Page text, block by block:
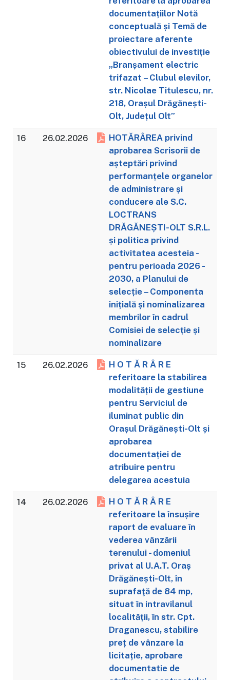
documentațiilor Notă
conceptuală și Temă de
proiectare aferente
obiectivului de investiție
„Branșament electric
trifazat – Clubul elevilor,
str. Nicolae Titulescu, nr.
218, Orașul Drăgănești-
Olt, Județul Olt”
16 26.02.2026
HOTĂRÂREA privind
aprobarea Scrisorii de
așteptări privind
performanțele organelor
de administrare și
conducere ale S.C.
LOCTRANS
DRĂGĂNEȘTI-OLT S.R.L.
și politica privind
activitatea acesteia -
pentru perioada 2026 -
2030, a Planului de
selecție – Componenta
inițială și nominalizarea
membrilor în cadrul
Comisiei de selecție și
nominalizare
15 26.02.2026
H O T Ă R Â R E
referitoare la stabilirea
modalității de gestiune
pentru Serviciul de
iluminat public din
Orașul Drăgănești-Olt și
aprobarea
documentației de
atribuire pentru
delegarea acestuia
14 26.02.2026
H O T Ă R Â R E
referitoare la însușire
raport de evaluare în
vederea vânzării
terenului - domeniul
privat al U.A.T. Oraș
Drăgănești-Olt, în
suprafaţă de 84 mp,
situat în intravilanul
localității, în str. Cpt.
Draganescu, stabilire
preț de vânzare la
licitație, aprobare
documentatie de